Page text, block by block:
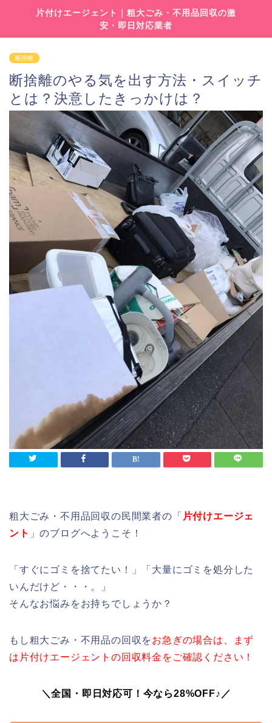
片付けエージェント｜粗大ごみ・不用品回収の激
安・即日対応業者
断捨離
断捨離のやる気を出す方法・スイッチ
とは？決意したきっかけは？
粗大ごみ・不用品回収の民間業者の「 片付けエージェ
ント 」のブログへようこそ！
「すぐにゴミを捨てたい！」「大量にゴミを処分した
いんだけど・・・。」
そんなお悩みをお持ちでしょうか？
もし粗大ごみ・不用品の回収をお急ぎの場合は、まず
は片付けエージェントの回収料金をご確認ください！
＼全国・即日対応可！今なら28%OFF♪／